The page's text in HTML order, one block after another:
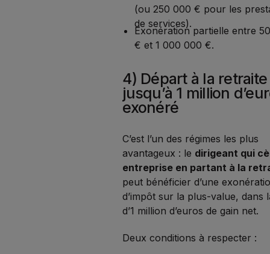
(ou 250 000 € pour les
de services).
Exonération partielle entre
€ et 1 000 000 €.
4) Départ à la
jusqu’à 1 million
exonéré
C’est l’un des régimes les plus
avantageux : le dirigeant qui
entreprise en partant à la
peut bénéficier d’une
d’impôt sur la plus-value, dans
d’1 million d’euros de gain net.
Deux conditions à respecter :